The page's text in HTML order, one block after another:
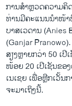
ການສໍາຫຼວດຄວາມຄິ
ທ່ານມີຄະແນນນໍາໜ້າ
ບາສເວດານ (Anies
(Ganjar
ສຽງ​ຫຼາຍກວ່າ 50 ເ
ໜ້ອຍ 20 ເປີເຊັນຂອ
ເນ​ເຊຍ ເພື່ອ​ຫຼີກ​ເວັ້ນ​
ຈະມາເຖິງນີ້.